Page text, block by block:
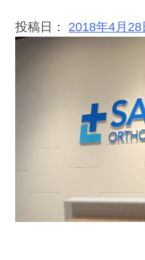
投稿日： 2018年4月28